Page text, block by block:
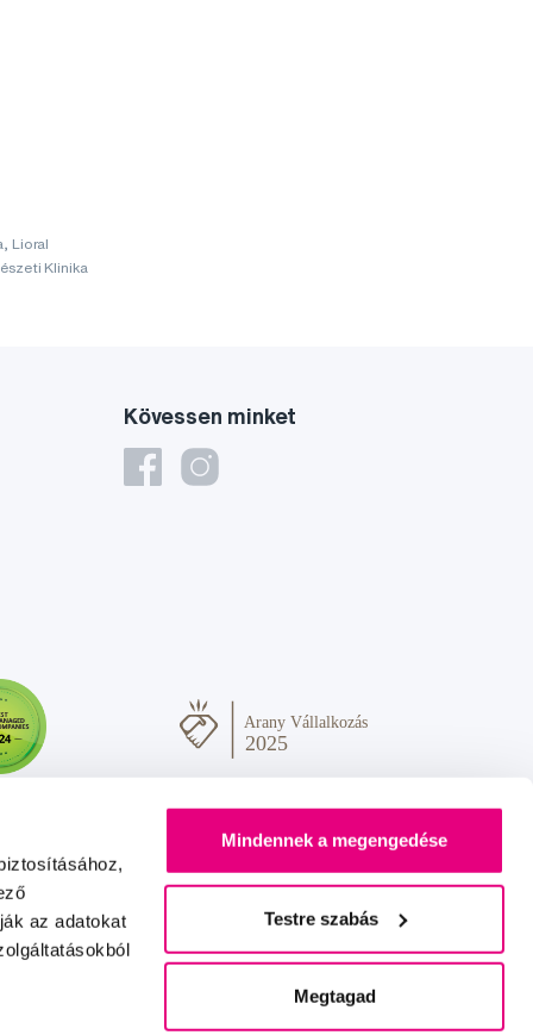
az adatokat
Mindennek a megengedése
Testre szabás
Megtagad
Lioral
Klinika
Kövessen minket